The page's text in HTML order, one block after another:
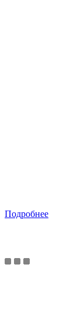
Подробнее